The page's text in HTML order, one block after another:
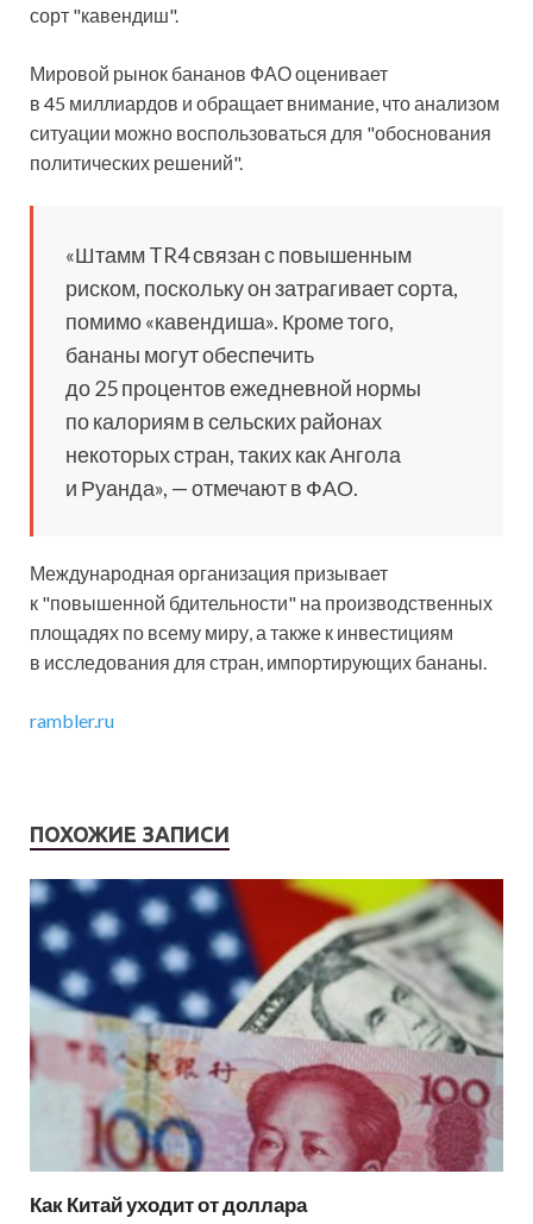
сорт "кавендиш".
Мировой рынок бананов ФАО оценивает
в 45 миллиардов и обращает внимание, что анализом
ситуации можно воспользоваться для "обоснования
политических решений".
«Штамм TR4 связан с повышенным
риском, поскольку он затрагивает сорта,
помимо «кавендиша». Кроме того,
бананы могут обеспечить
до 25 процентов ежедневной нормы
по калориям в сельских районах
некоторых стран, таких как Ангола
и Руанда», — отмечают в ФАО.
Международная организация призывает
к "повышенной бдительности" на производственных
площадях по всему миру, а также к инвестициям
в исследования для стран, импортирующих бананы.
rambler.ru
ПОХОЖИЕ ЗАПИСИ
Как Китай уходит от доллара